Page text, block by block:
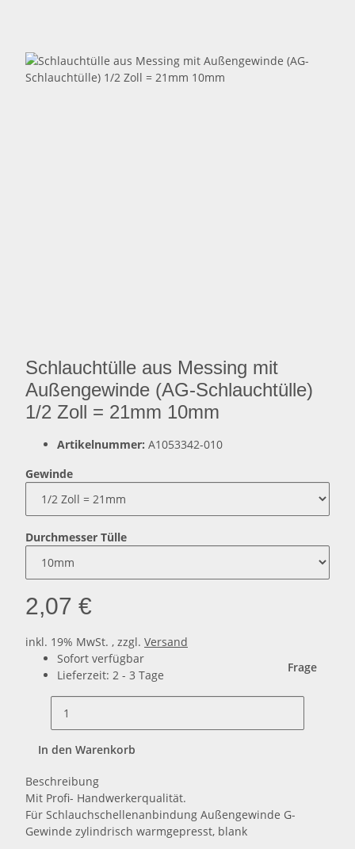
Schlauchtülle aus Messing mit
Außengewinde (AG-Schlauchtülle)
1/2 Zoll = 21mm 10mm
Artikelnummer: A1053342-010
Gewinde
Durchmesser Tülle
2,07 €
inkl. 19% MwSt. , zzgl. Versand
Sofort verfügbar
Lieferzeit: 2 - 3 Tage
Frage
In den Warenkorb
Beschreibung
Mit Profi- Handwerkerqualität.
Für Schlauchschellenanbindung Außengewinde G-
Gewinde zylindrisch warmgepresst, blank